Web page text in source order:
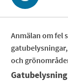
kommun
Anmälan om fel
och
Gatubelysning